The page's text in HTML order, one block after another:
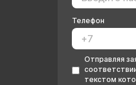
Телефон
Отправляя
текстом